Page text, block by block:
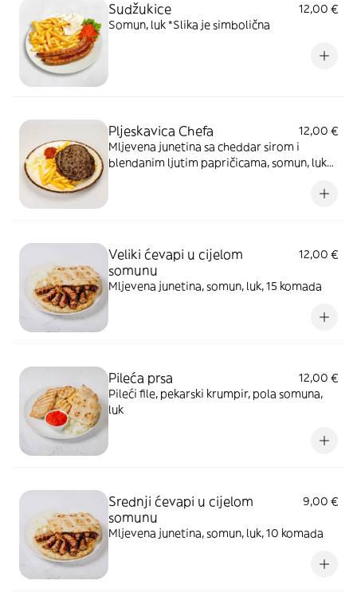
Sudžukice
12,00 €
Somun, luk *Slika je simbolična
Pljeskavica Chefa
12,00 €
Mljevena junetina sa cheddar sirom i
blendanim ljutim papričicama, somun, luk
Veliki ćevapi u cijelom
somunu
12,00 €
Mljevena junetina, somun, luk, 15 komada
Pileća prsa
12,00 €
Pileći file, pekarski krumpir, pola somuna,
luk
Srednji ćevapi u cijelom
somunu
9,00 €
Mljevena junetina, somun, luk, 10 komada